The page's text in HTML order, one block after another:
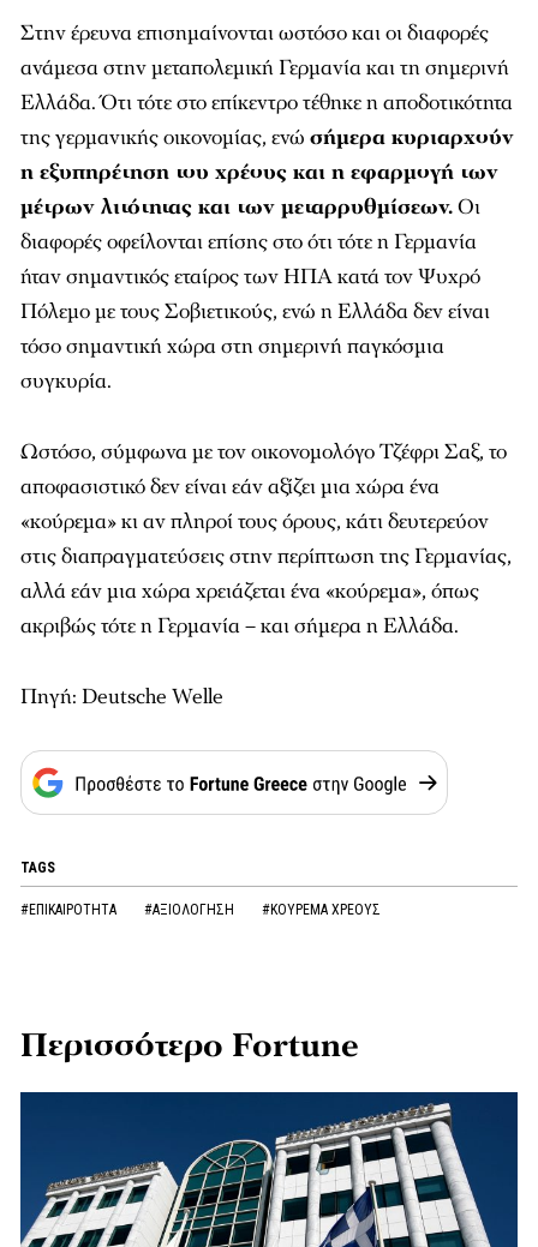
Στην έρευνα επισημαίνονται ωστόσο και οι διαφορές
ανάμεσα στην μεταπολεμική Γερμανία και τη σημερινή
Ελλάδα. Ότι τότε στο επίκεντρο τέθηκε η αποδοτικότητα
της γερμανικής οικονομίας, ενώ σήμερα κυριαρχούν
η εξυπηρέτηση του χρέους και η εφαρμογή των
μέτρων λιτότητας και των μεταρρυθμίσεων.Οι
διαφορές οφείλονται επίσης στο ότι τότε η Γερμανία
ήταν σημαντικός εταίρος των ΗΠΑ κατά τον Ψυχρό
Πόλεμο με τους Σοβιετικούς, ενώ η Ελλάδα δεν είναι
τόσο σημαντική χώρα στη σημερινή παγκόσμια
συγκυρία.
Ωστόσο, σύμφωνα με τον οικονομολόγο Τζέφρι Σαξ, το
αποφασιστικό δεν είναι εάν αξίζει μια χώρα ένα
«κούρεμα» κι αν πληροί τους όρους, κάτι δευτερεύον
στις διαπραγματεύσεις στην περίπτωση της Γερμανίας,
αλλά εάν μια χώρα χρειάζεται ένα «κούρεμα», όπως
ακριβώς τότε η Γερμανία – και σήμερα η Ελλάδα.
Πηγή: Deutsche Welle
TAGS
#ΕΠΙΚΑΙΡΟΤΗΤΑ #ΑΞΙΟΛΟΓΗΣΗ #ΚΟΥΡΕΜΑ ΧΡΕΟΥΣ
Περισσότερο Fortune